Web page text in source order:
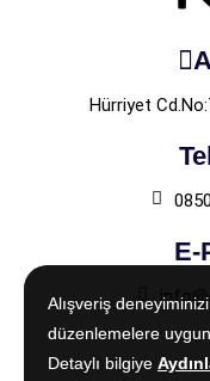
Alışveriş
düzenlemelere
Detaylı bilgiye
Hürriyet
E-
Alışveriş
düzenlemelere
Detaylı bilgiye